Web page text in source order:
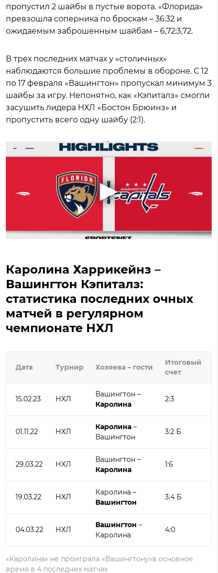
пропустил 2 шайбы в пустые ворота. «Флорида»
превзошла соперника по броскам – 36:32 и
ожидаемым заброшенным шайбам – 6,72:3,72.
В трех последних матчах у «столичных»
наблюдаются большие проблемы в обороне. С 12
по 17 февраля «Вашингтон» пропускал минимум 3
шайбы за игру. Непонятно, как «Кэпиталз» смогли
засушить лидера НХЛ «Бостон Брюинз» и
пропустить всего одну шайбу (2:1).
Каролина Харрикейнз –
Вашингтон Кэпиталз:
статистика последних очных
матчей в регулярном
чемпионате НХЛ
Дата Турнир Хозяева – гости
Итоговый
счет
15.02.23 НХЛ
Вашингтон –
Каролина
2:3
01.11.22 НХЛ
Каролина –
Вашингтон
3:2 Б
29.03.22 НХЛ
Вашингтон –
Каролина
1:6
19.03.22 НХЛ
Каролина –
Вашингтон
3:4 Б
04.03.22 НХЛ
Вашингтон –
Каролина
4:0
«Каролина» не проиграла «Вашингтону»в основное
время в 4 последних матчах